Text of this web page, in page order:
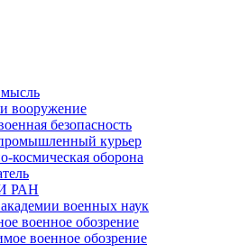
вооружение
безопасность
курьер
космическая оборона
РАН
военных наук
военное обозрение
военное обозрение